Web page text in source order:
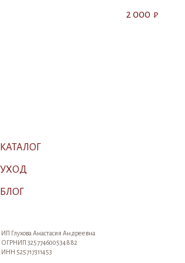
2 000 ₽
КАТАЛОГ
БЛОГ
УХОД
ИП Глухова Анастасия Андреевна
ОГРНИП 325774600534882
ИНН 525717311453